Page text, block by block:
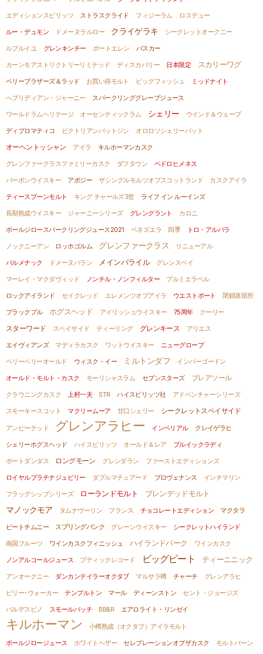
エディションスピリッツ
ストラスクライド フィジーラム
ロスデュー
ルー・デュモン
ドメーヌラルロー クライゲラキ
シークレットオークニー
ルブルイユ
グレンキンチー ポートエレン
バスカー
カーンモアストリクトリーリミテッド
ディスカバリー 日本限定 スカリーワグ
ベリーブラザーズ＆ラッド お買い得モルト ビッグフィッシュ
ミッドナイト
へブリディアン・ジャーニー
スパークリンググレープジュース
ワールドラムヘリテージ
オーセンティックラム シェリー
ウインド＆ウェーブ
ディプロマティコ
ビクトリアンバットジン
オロロソシェリーバット
オーヘントッシャン
アイラ
キルホーマンカスク
グレンファークラスファミリーカスク
ダフタウン
ペドロヒメネス
バーボンウイスキー
アポジー ザシングルモルツオブスコットランド
カスクアイラ
ティースプーンモルト
キング チャールズ3世
ライフ イン ルーインズ
長期熟成ウイスキー
ジャーニーシリーズ グレングラント
カロニ
ポールジロースパークリングジュース2021
ベネズエラ 四季
トロ・アルバラ
ノックニーアン
ロッホゴルム グレンファークラス
リニューアル
バルメナック
ドメーヌパラン メインバライル
グレンスペイ
マーレイ・マクダヴィッド
ノンチル・ノンフィルター
プルミエラベル
ロックアイランド
セイクレッド エレメンツオブアイラ ウエストポート
閉鎖蒸留所
ブラックブル
ホグスヘッド アイリッシュウイスキー 75周年
クーリー
スターワード
スペイサイド ティーリング グレンキース
アリエス
エイヴィアンズ
マディラカスク ワットウイスキー
ニューグローブ
ベリーベリーオールド
ウィスク・イー ミルトンダフ
インバーゴードン
オールド・モルト・カスク
モーリシャスラム セブンスターズ
ブレアソール
クラウニングカスク
上村一夫 STR ハイスピリッツ社
アドベンチャーシリーズ
スモーキースコット
マクリームーア 甘口シェリー シークレットスペイサイド
アンピーテッド グレンアラヒー インペリアル
クレイゲラヒ
シェリーホグスヘッド
ハイスピリッツ オールド＆レア
ブルイックラディ
ポートダンダス
ロングモーン グレンダラン
ファーストエディションズ
ロイヤルプラチナジュビリー
ダブルマチュアード プロヴェナンス
インチマリン
フラッグシップシリーズ
ローランドモルト ブレンデッドモルト
マノックモア タムナヴーリン フランス チョコレートエディション
マクタラ
ピートチムニー
スプリングバンク グレーンウイスキー
シークレットハイランド
南国フルーツ
ワインカスクフィニッシュ ハイランドパーク
ワインカスク
ノンアルコールジュース
ブティックレコード ビッグピート ティーニニック
アンオークニー ダンカンテイラーオクタブ マルサラ樽 チャーチ
グレンアラヒ
ビリー･ウォーカー
テンプルトン マール ディーンストン
セント・ジョージズ
バルデスピノ
スモールバッチ BB&R エアロライト・リンゼイ
キルホーマン
小樽熟成（オクタブ）アイラモルト
ポールジロージュース
ホワイトヘザー セレブレーションオブザカスク モルトバーン